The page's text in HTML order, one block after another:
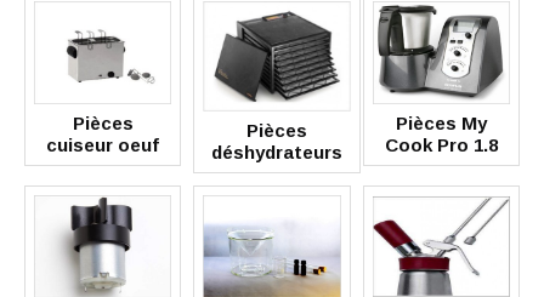
Pièces
cuiseur oeuf
Pièces
déshydrateurs
Pièces My
Cook Pro 1.8